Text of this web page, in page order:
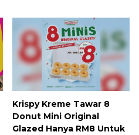
Krispy Kreme Tawar 8
Donut Mini Original
Glazed Hanya RM8 Untuk